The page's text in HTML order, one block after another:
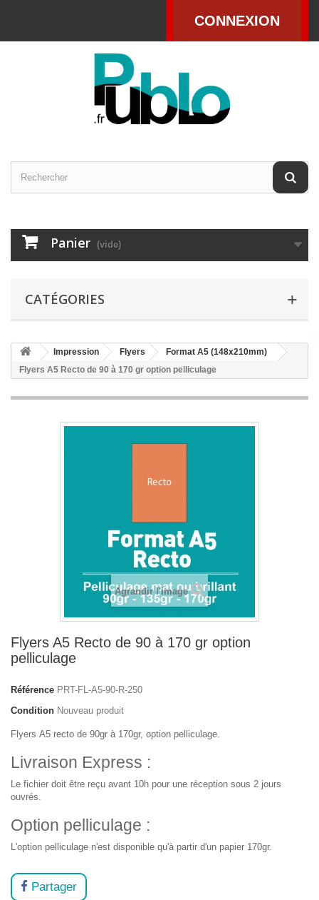
CONNEXION
Panier (vide)
CATÉGORIES
Impression Flyers
Format A5 (148x210mm)
Flyers A5 Recto de 90 à 170 gr option pelliculage
Agrandir l'image
Flyers A5 Recto de 90 à 170 gr option
pelliculage
Référence PRT-FL-A5-90-R-250
Condition Nouveau produit
Flyers A5 recto de 90gr à 170gr, option pelliculage.
Livraison Express :
Le fichier doit être reçu avant 10h pour une réception sous 2 jours
ouvrés.
Option pelliculage :
L'option pelliculage n'est disponible qu'à partir d'un papier 170gr.
Partager